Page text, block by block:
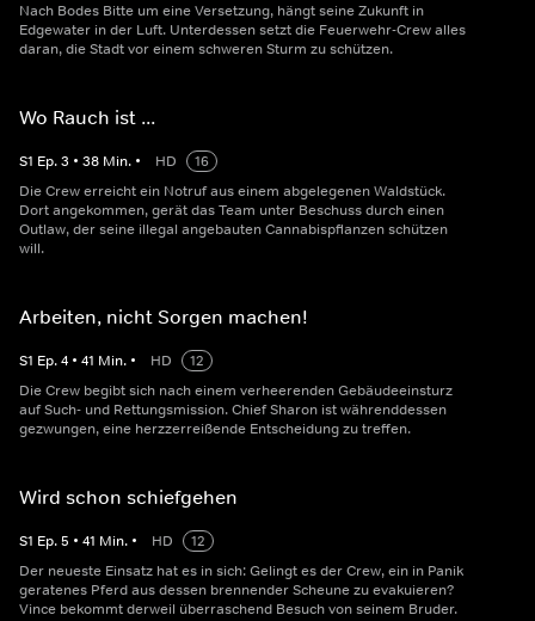
Nach Bodes Bitte um eine Versetzung, hängt seine Zukunft in
Edgewater in der Luft. Unterdessen setzt die Feuerwehr-Crew alles
daran, die Stadt vor einem schweren Sturm zu schützen.
Wo Rauch ist ...
S1 Ep.3 • 38 Min. • HD
16
Die Crew erreicht ein Notruf aus einem abgelegenen Waldstück.
Dort angekommen, gerät das Team unter Beschuss durch einen
Outlaw, der seine illegal angebauten Cannabispflanzen schützen
will.
Arbeiten, nicht Sorgen machen!
S1 Ep.4 • 41 Min. • HD
12
Die Crew begibt sich nach einem verheerenden Gebäudeeinsturz
auf Such- und Rettungsmission. Chief Sharon ist währenddessen
gezwungen, eine herzzerreißende Entscheidung zu treffen.
Wird schon schiefgehen
S1 Ep.5 • 41 Min. • HD
12
Der neueste Einsatz hat es in sich: Gelingt es der Crew, ein in Panik
geratenes Pferd aus dessen brennender Scheune zu evakuieren?
Vince bekommt derweil überraschend Besuch von seinem Bruder.